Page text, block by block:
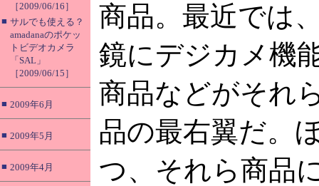
［2009/06/16］
■ サルでも使える？
amadanaのポケッ
トビデオカメラ
「SAL」
［2009/06/15］
■ 2009年6月
■ 2009年5月
■ 2009年4月
商品。最近では
鏡にデジカメ機
商品などがそれ
品の最右翼だ。
つ、それら商品